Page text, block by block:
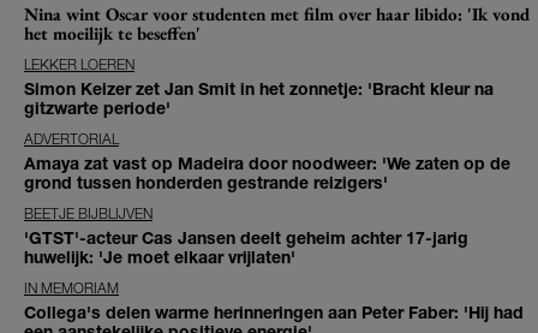
Nina wint Oscar voor studenten met film over haar libido: 'Ik vond
het moeilijk te beseffen'
LEKKER LOEREN
Simon Keizer zet Jan Smit in het zonnetje: 'Bracht kleur na
gitzwarte periode'
ADVERTORIAL
Amaya zat vast op Madeira door noodweer: 'We zaten op de
grond tussen honderden gestrande reizigers'
BEETJE BIJBLIJVEN
'GTST'-acteur Cas Jansen deelt geheim achter 17-jarig
huwelijk: 'Je moet elkaar vrijlaten'
IN MEMORIAM
Collega's delen warme herinneringen aan Peter Faber: 'Hij had